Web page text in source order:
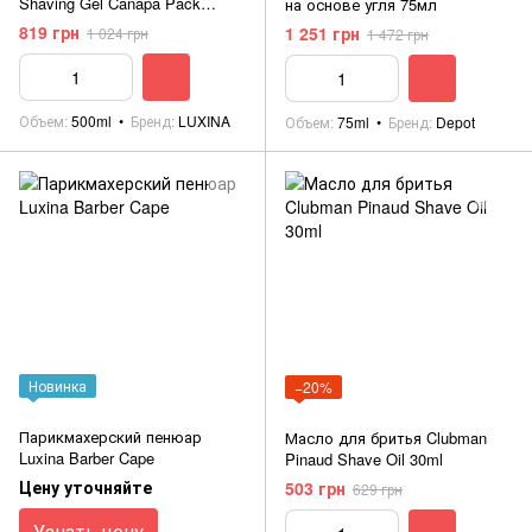
500ml
819 грн 1 024 грн
Объем 500ml Бренд LUXINA
1 251 грн 1 472 грн
Объем 75ml Бренд Depot
Новинка
Парикмахерский пенюар
Luxina Barber Cape
Цену уточняйте
−20%
Масло для бритья Clubman
Pinaud Shave Oil 30ml
503 грн 629 грн